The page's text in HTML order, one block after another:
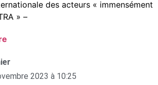
des acteurs « immensément
» –
2023 à 10:25